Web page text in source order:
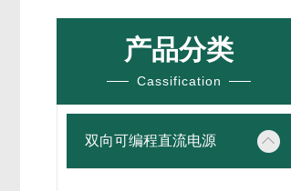
产品分类
Cassification
双向可编程直流电源